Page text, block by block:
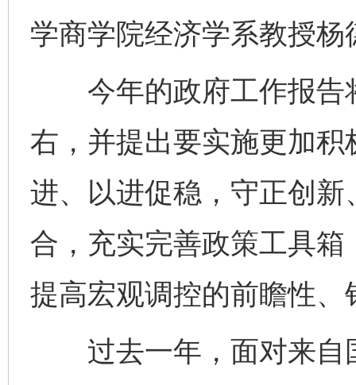
学商学院经济学系教授杨
今年的政府工作报告
右，并提出要实施更加
进、以进促稳，守正创
合，充实完善政策工具
提高宏观调控的前瞻性
过去一年，面对来自